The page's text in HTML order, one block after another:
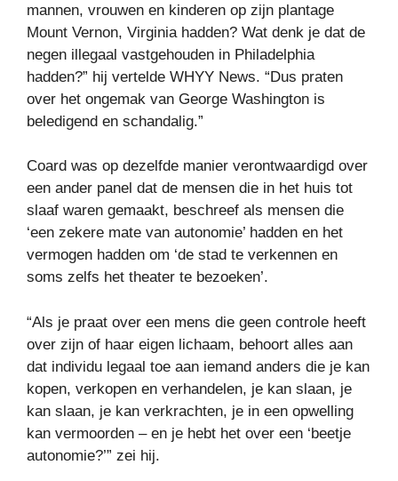
mannen, vrouwen en kinderen op zijn plantage
Mount Vernon, Virginia hadden? Wat denk je dat de
negen illegaal vastgehouden in Philadelphia
hadden?” hij vertelde WHYY News. “Dus praten
over het ongemak van George Washington is
beledigend en schandalig.”
Coard was op dezelfde manier verontwaardigd over
een ander panel dat de mensen die in het huis tot
slaaf waren gemaakt, beschreef als mensen die
‘een zekere mate van autonomie’ hadden en het
vermogen hadden om ‘de stad te verkennen en
soms zelfs het theater te bezoeken’.
“Als je praat over een mens die geen controle heeft
over zijn of haar eigen lichaam, behoort alles aan
dat individu legaal toe aan iemand anders die je kan
kopen, verkopen en verhandelen, je kan slaan, je
kan slaan, je kan verkrachten, je in een opwelling
kan vermoorden – en je hebt het over een ‘beetje
autonomie?’” zei hij.